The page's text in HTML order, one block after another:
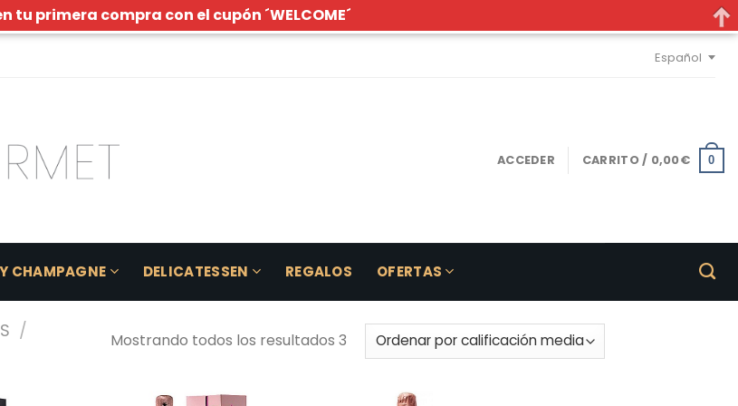
Español
ACCEDER CARRITO / 0,00€ 0
CHAMPAGNE DELICATESSEN REGALOS OFERTAS
/
Mostrando todos los resultados 3
tu primera compra con el cupón ´WELCOME´